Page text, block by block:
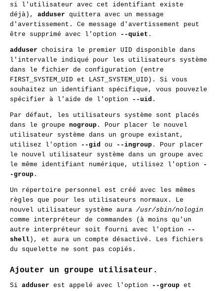
si l'utilisateur avec cet identifiant existe
déjà), adduser quittera avec un message
d'avertissement. Ce message d'avertissement peut
être supprimé avec l'option
--quiet .
adduser choisira le premier UID disponible dans
l'intervalle indiqué pour les utilisateurs système
dans le fichier de configuration (entre
FIRST_SYSTEM_UID et LAST_SYSTEM_UID). Si vous
souhaitez un identifiant spécifique, vous pouvezle
spécifier à l'aide de l'option
--uid .
Par défaut, les utilisateurs système sont placés
dans le groupe nogroup . Pour placer le nouvel
utilisateur système dans un groupe existant,
utilisez l'option
--gid ou --ingroup . Pour placer
le nouvel utilisateur système dans un groupe avec
le même identifiant numérique, utilisez l'option
-
-group .
Un répertoire personnel est créé avec les mêmes
règles que pour les utilisateurs normaux. Le
nouvel utilisateur système aura /usr/sbin/nologin
comme interpréteur de commandes (à moins qu'un
autre interpréteur soit fourni avec l'option
--
shell ), et aura un compte désactivé. Les fichiers
du squelette ne sont pas copiés.
Ajouter un groupe utilisateur.
Si adduser est appelé avec l'option --group et